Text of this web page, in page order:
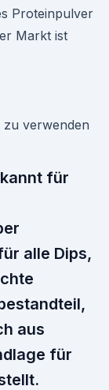
Proteinpulver
Markt ist
für
alle Dips,
aus
für